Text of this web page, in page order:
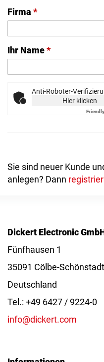
Firma *
Ihr Name*
Anti-Roboter-
Hier klicken
Friendly
Sie sind neuer Kunde
anlegen? Dann
Dickert Electronic
Fünfhausen 1
35091 Cölbe-Schönstadt
Deutschland
Tel.: +49 6427 / 9224-0
info@dickert.com